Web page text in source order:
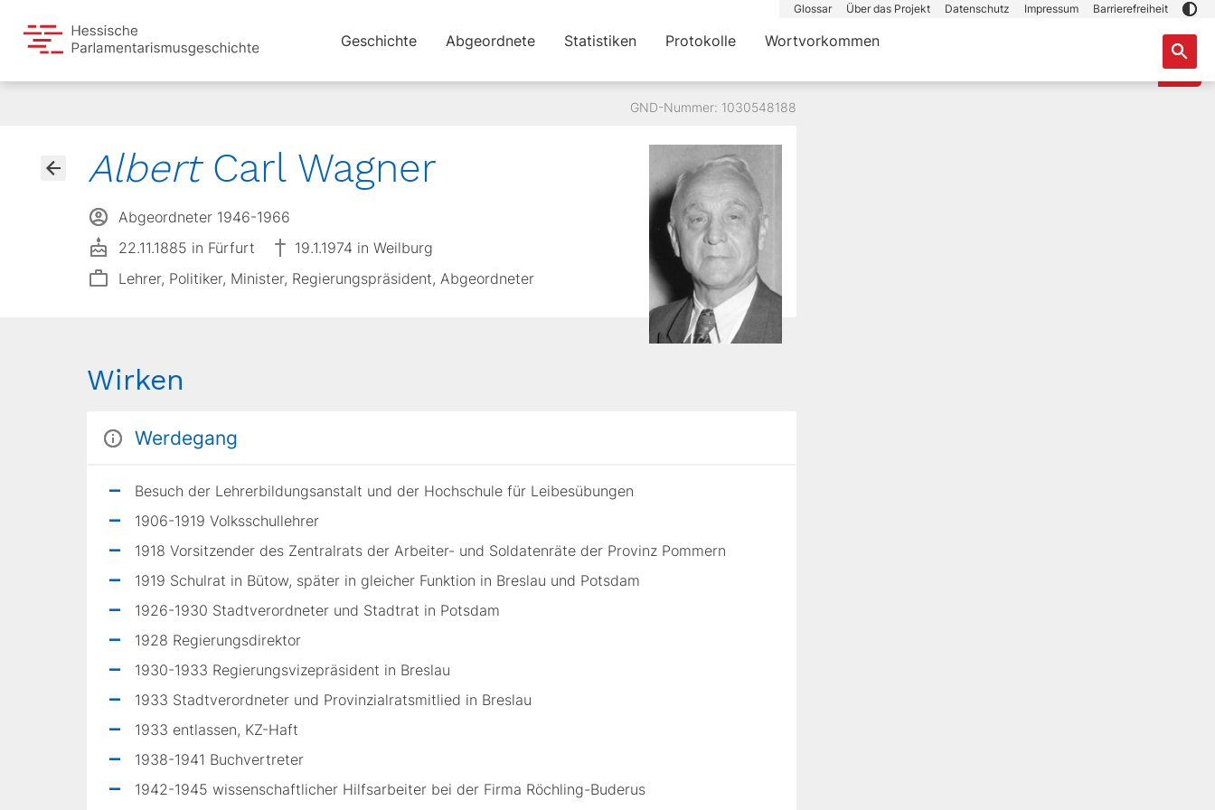
Glossar Über das Projekt Datenschutz Impressum Barrierefreiheit
Geschichte Abgeordnete Statistiken Protokolle Wortvorkommen
GND-Nummer: 1030548188
AlbertCarl Wagner
Abgeordneter 1946-1966
22.11.1885 in Fürfurt
19.1.1974 in Weilburg
Lehrer, Politiker, Minister, Regierungspräsident, Abgeordneter
Wirken
Werdegang
Besuch der Lehrerbildungsanstalt und der Hochschule für Leibesübungen
1906-1919 Volksschullehrer
1918 Vorsitzender des Zentralrats der Arbeiter- und Soldatenräte der Provinz Pommern
1919 Schulrat in Bütow, später in gleicher Funktion in Breslau und Potsdam
1926-1930 Stadtverordneter und Stadtrat in Potsdam
1928 Regierungsdirektor
1930-1933 Regierungsvizepräsident in Breslau
1933 Stadtverordneter und Provinzialratsmitlied in Breslau
1933 entlassen, KZ-Haft
1938-1941 Buchvertreter
1942-1945 wissenschaftlicher Hilfsarbeiter bei der Firma Röchling-Buderus